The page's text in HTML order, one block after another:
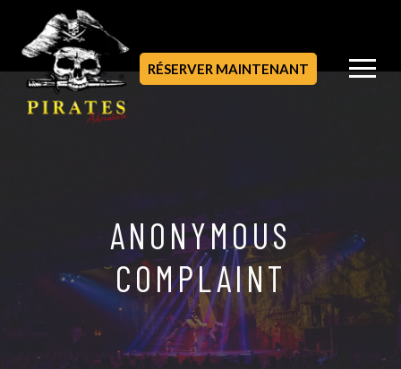
RÉSERVER MAINTENANT
ANONYMOUS
COMPLAINT